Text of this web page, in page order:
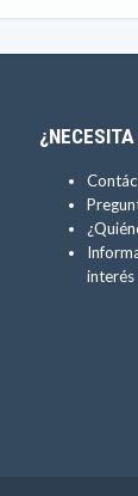
interés